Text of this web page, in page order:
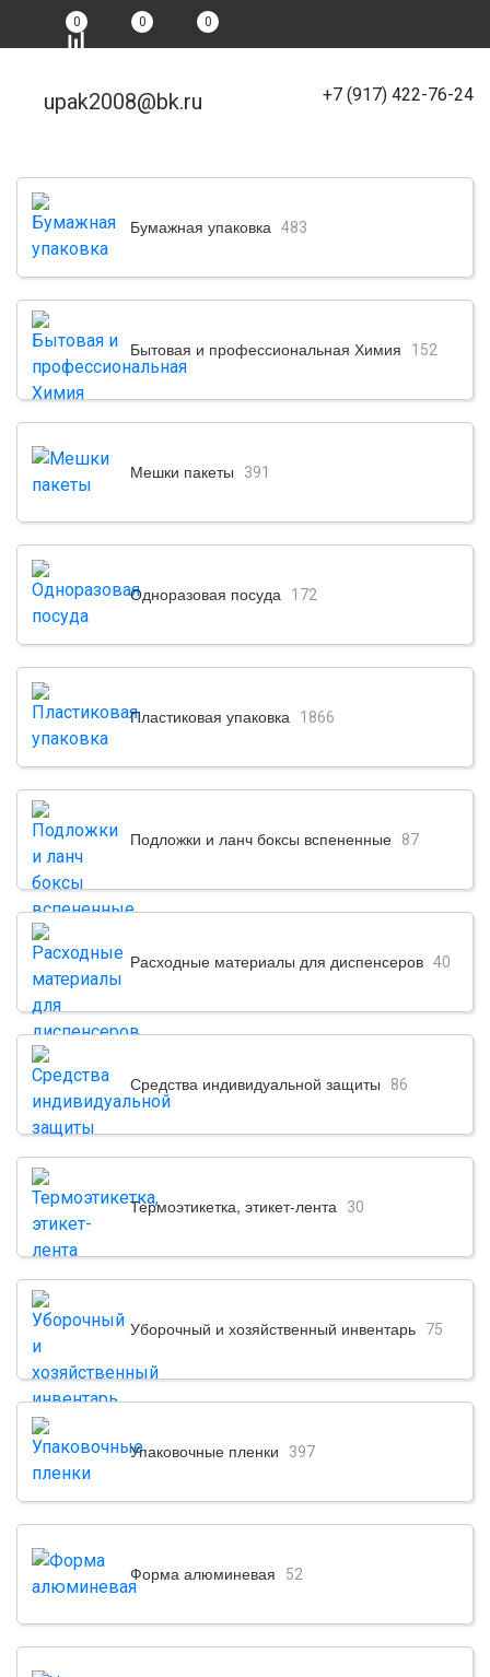
0 0 0
upak2008@bk.ru +7 (917) 422-76-24
Бумажная упаковка 483
Бытовая и профессиональная Химия 152
Мешки пакеты 391
Одноразовая посуда 172
Пластиковая упаковка 1866
Подложки и ланч боксы вспененные 87
Расходные материалы для диспенсеров 40
Средства индивидуальной защиты 86
Термоэтикетка, этикет-лента 30
Уборочный и хозяйственный инвентарь 75
Упаковочные пленки 397
Форма алюминевая 52